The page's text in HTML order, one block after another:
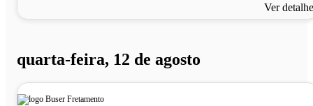
Ver
quarta-feira, 12 de agosto